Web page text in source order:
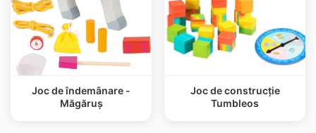
Joc de îndemânare -
Măgăruș
Joc de construcție
Tumbleos